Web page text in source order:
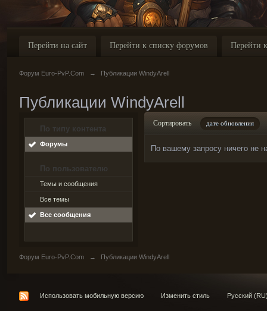
Перейти на сайт Перейти к списку форумов Перейти
Форум Euro-PvP.Com → Публикации WindyArell
Публикации WindyArell
По типу контента
Форумы
По пользователю
Темы и сообщения
Все темы
Все сообщения
Сортировать дате обновления
По вашему запросу ничего не
Форум Euro-PvP.Com → Публикации WindyArell
Использовать мобильную версию Изменить стиль Русский